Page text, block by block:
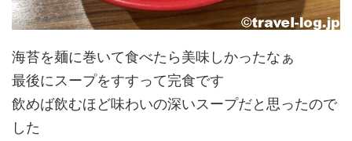
海苔を麺に巻いて食べたら美味しかったなぁ
最後にスープをすすって完食です
飲めば飲むほど味わいの深いスープだと思ったので
した